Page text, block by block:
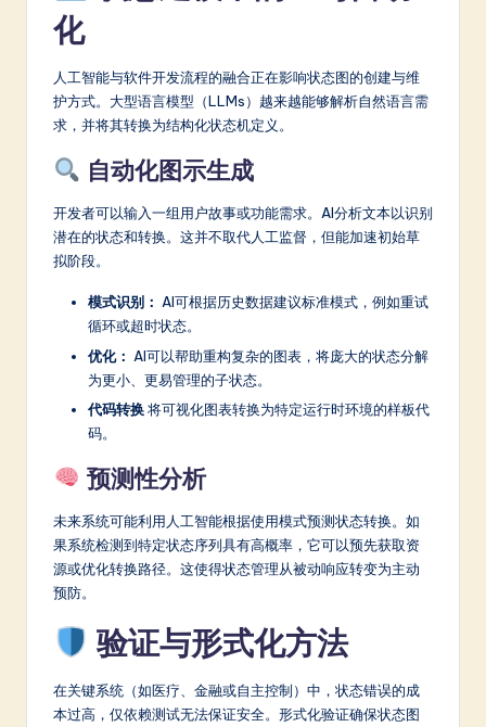
化
人工智能与软件开发流程的融合正在影响状态图的创建与维
护方式。大型语言模型（LLMs）越来越能够解析自然语言需
求，并将其转换为结构化状态机定义。
自动化图示生成
开发者可以输入一组用户故事或功能需求。AI分析文本以识别
潜在的状态和转换。这并不取代人工监督，但能加速初始草
拟阶段。
模式识别： AI可根据历史数据建议标准模式，例如重试
循环或超时状态。
优化： AI可以帮助重构复杂的图表，将庞大的状态分解
为更小、更易管理的子状态。
代码转换将可视化图表转换为特定运行时环境的样板代
码。
预测性分析
未来系统可能利用人工智能根据使用模式预测状态转换。如
果系统检测到特定状态序列具有高概率，它可以预先获取资
源或优化转换路径。这使得状态管理从被动响应转变为主动
预防。
验证与形式化方法
在关键系统（如医疗、金融或自主控制）中，状态错误的成
本过高，仅依赖测试无法保证安全。形式化验证确保状态图